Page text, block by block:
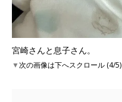
宮崎さんと息子さん。
▼次の画像は下へスクロール (4/5)